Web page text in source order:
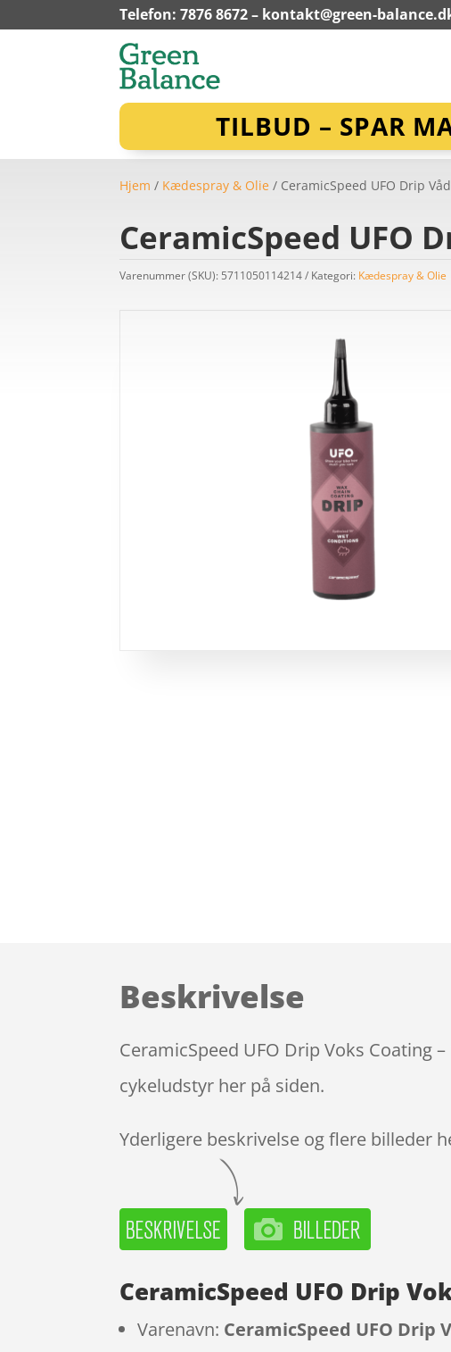
Telefon: 7876 8672 – kontakt@green-
TILBUD – SPAR
Hjem / Kædespray & Olie / CeramicSpeed UFO Drip
CeramicSpeed UFO
Varenummer (SKU): 5711050114214 Kategori: Kædespray & Olie
Beskrivelse
CeramicSpeed UFO Drip Voks Coating
cykeludstyr her på siden.
Yderligere beskrivelse og flere billeder
CeramicSpeed UFO Drip
Varenavn: CeramicSpeed UFO Drip